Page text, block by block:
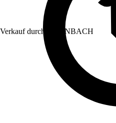
Verkauf durch: HORNBACH